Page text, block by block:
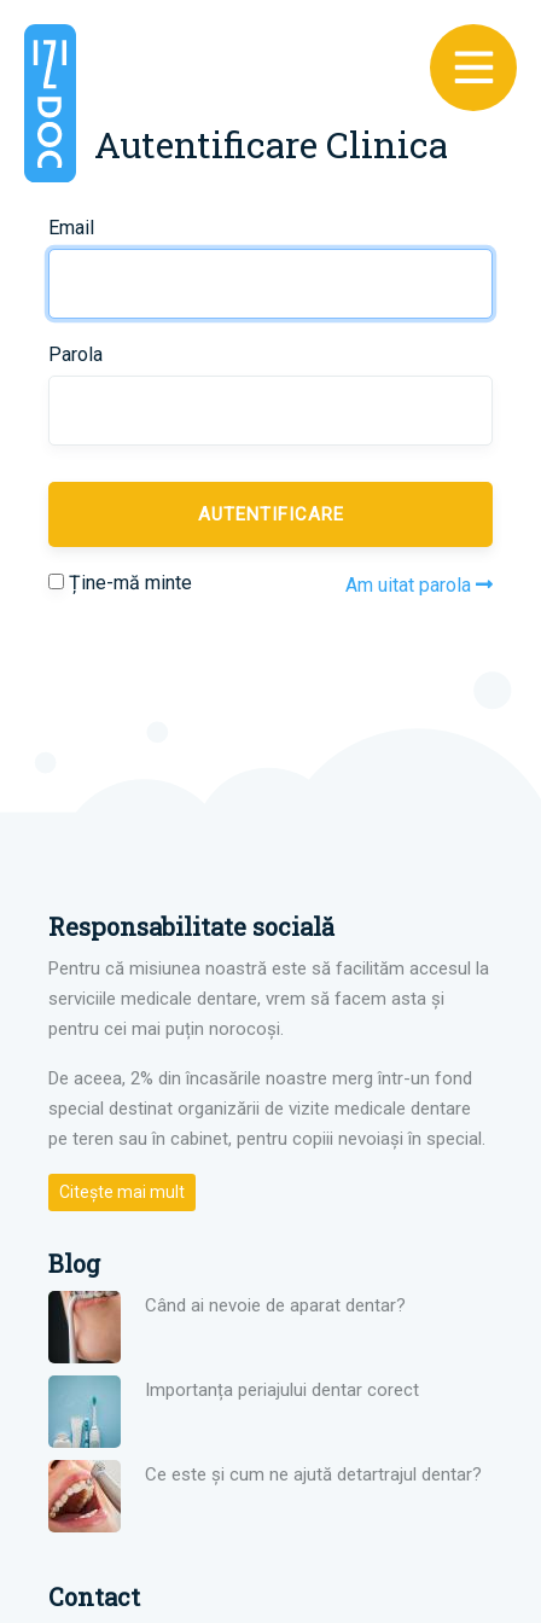
Autentificare Clinica
Email
Parola
AUTENTIFICARE
Ține-mă minte Am uitat parola
Responsabilitate socială
Pentru că misiunea noastră este să facilităm accesul la
serviciile medicale dentare, vrem să facem asta și
pentru cei mai puțin norocoși.
De aceea, 2% din încasările noastre merg într-un fond
special destinat organizării de vizite medicale dentare
pe teren sau în cabinet, pentru copiii nevoiași în special.
Citește mai mult
Blog
Când ai nevoie de aparat dentar?
Importanța periajului dentar corect
Ce este și cum ne ajută detartrajul dentar?
Contact